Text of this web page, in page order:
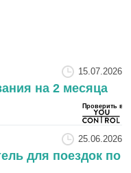
15.07.2026
на 2 месяца
25.06.2026
для поездок по